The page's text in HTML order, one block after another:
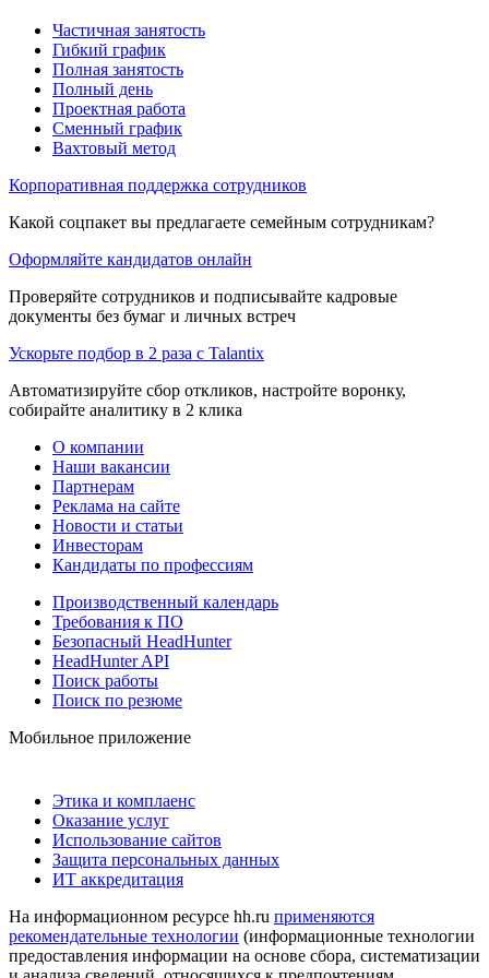
Частичная занятость
Гибкий график
Полная занятость
Полный день
Проектная работа
Сменный график
Вахтовый метод
Корпоративная поддержка сотрудников
Какой соцпакет вы предлагаете семейным сотрудникам?
Оформляйте кандидатов онлайн
Проверяйте сотрудников и подписывайте кадровые
документы без бумаг и личных встреч
Ускорьте подбор в 2 раза с Talantix
Автоматизируйте сбор откликов, настройте воронку,
собирайте аналитику в 2 клика
О компании
Наши вакансии
Партнерам
Реклама на сайте
Новости и статьи
Инвесторам
Кандидаты по профессиям
Производственный календарь
Требования к ПО
Безопасный HeadHunter
HeadHunter API
Поиск работы
Поиск по резюме
Мобильное приложение
Этика и комплаенс
Оказание услуг
Использование сайтов
Защита персональных данных
ИТ аккредитация
На информационном ресурсе hh.ru применяются
рекомендательные технологии (информационные технологии
предоставления информации на основе сбора, систематизации